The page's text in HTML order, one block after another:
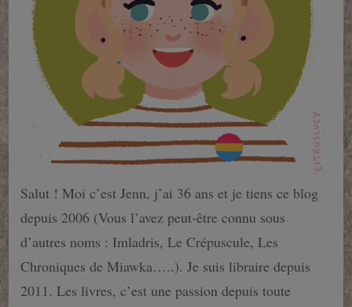
Salut ! Moi c’est Jenn, j’ai 36 ans et je tiens ce blog
depuis 2006 (Vous l’avez peut-être connu sous
d’autres noms : Imladris, Le Crépuscule, Les
Chroniques de Miawka…..). Je suis libraire depuis
2011. Les livres, c’est une passion depuis toute